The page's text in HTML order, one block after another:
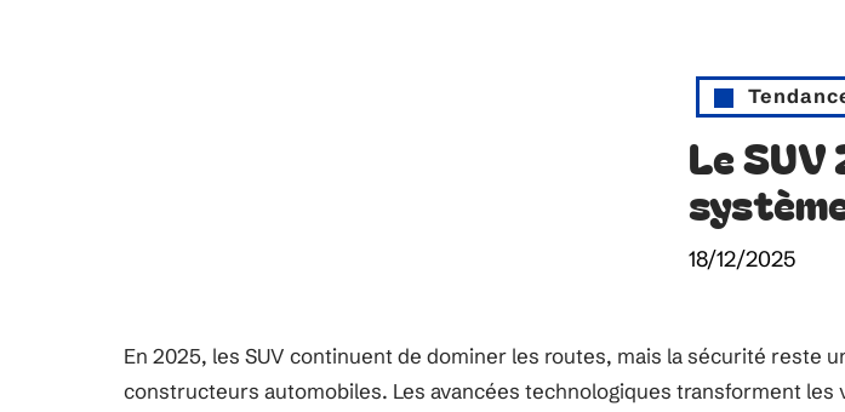
Le
18/12/2025
En 2025, les SUV continuent de dominer les routes, mais la sécurité reste
constructeurs automobiles. Les avancées technologiques transforment les